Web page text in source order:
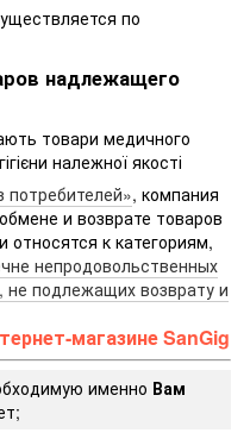
по
надлежащего
товари медичного
належної якості
, компания
и возврате товаров
к категориям,
непродовольственных
подлежащих возврату и
магазине SanGig
именно Вам